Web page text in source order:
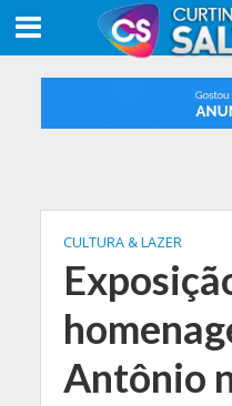
CULTURA & LAZER
Antônio